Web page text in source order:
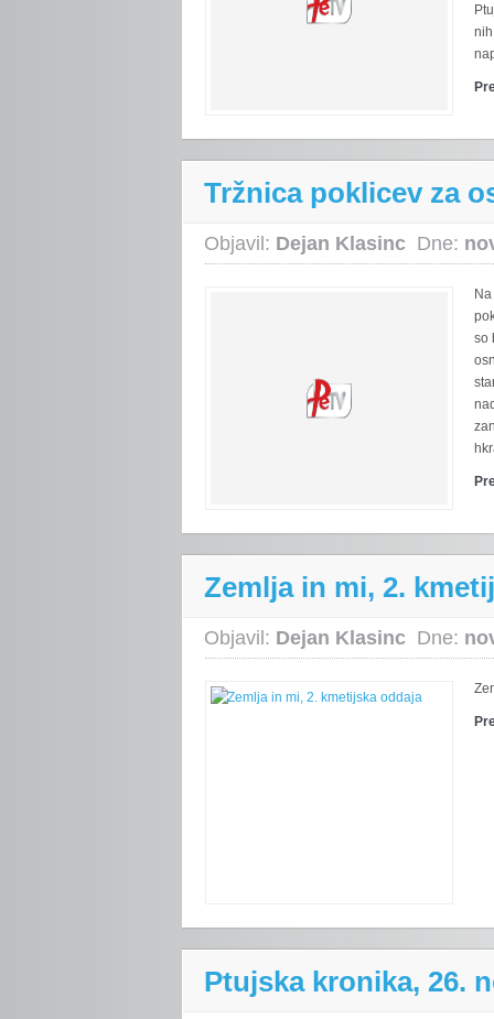
Tržnica poklicev za
Objavil: Dejan Klasinc Dne:
so
Zemlja in mi, 2.
Objavil: Dejan Klasinc Dne:
Ptujska kronika, 26.